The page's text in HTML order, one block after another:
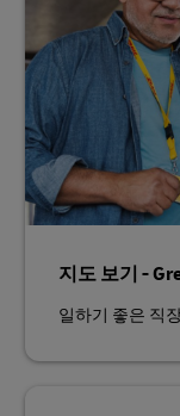
지도 보기 -
일하기 좋은 직